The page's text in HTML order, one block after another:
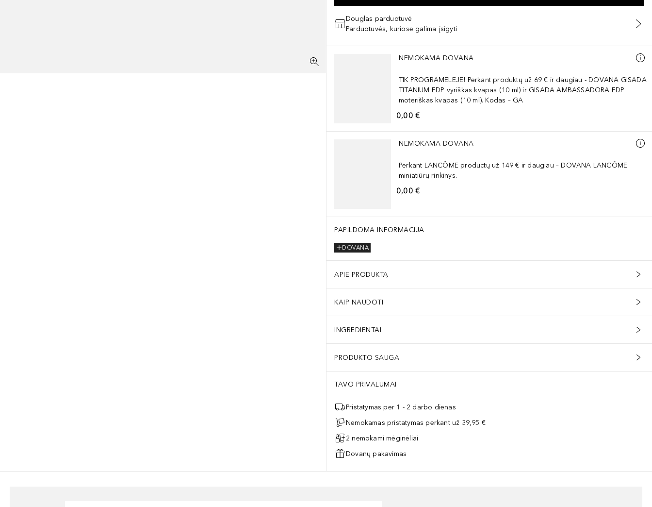
Douglas parduotuvė
Parduotuvės, kuriose galima įsigyti
Praleisti slankiklį
NEMOKAMA DOVANA
TIK PROGRAMĖLĖJE! Perkant produktų už 69 € ir daugiau - DOVANA GISADA
TITANIUM EDP vyriškas kvapas (10 ml) ir GISADA AMBASSADORA EDP
moteriškas kvapas (10 ml). Kodas – GA
0,00 €
Praleisti slankiklį
NEMOKAMA DOVANA
Perkant LANCÔME productų už 149 € ir daugiau – DOVANA LANCÔME
miniatiūrų rinkinys.
0,00 €
PAPILDOMA INFORMACIJA
DOVANA
APIE PRODUKTĄ
KAIP NAUDOTI
INGREDIENTAI
PRODUKTO SAUGA
TAVO PRIVALUMAI
Pristatymas per 1 - 2 darbo dienas
Nemokamas pristatymas perkant už 39,95 €
2 nemokami mėginėliai
Dovanų pakavimas